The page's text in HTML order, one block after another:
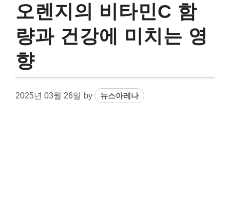
오렌지의 비타민C 함
량과 건강에 미치는 영
향
2025년 03월 26일 by 뉴스아레나